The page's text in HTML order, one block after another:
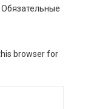
Обязательные
browser for